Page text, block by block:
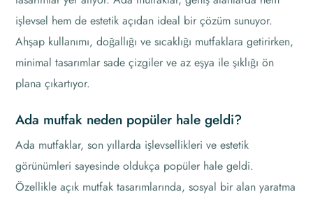
işlevsel hem de estetik açıdan ideal bir çözüm sunuyor.
Ahşap kullanımı, doğallığı ve sıcaklığı mutfaklara getirirken,
minimal tasarımlar sade çizgiler ve az eşya ile şıklığı ön
plana çıkartıyor.
Ada mutfak neden popüler hale geldi?
Ada mutfaklar, son yıllarda işlevsellikleri ve estetik
görünümleri sayesinde oldukça popüler hale geldi.
Özellikle açık mutfak tasarımlarında, sosyal bir alan yaratma